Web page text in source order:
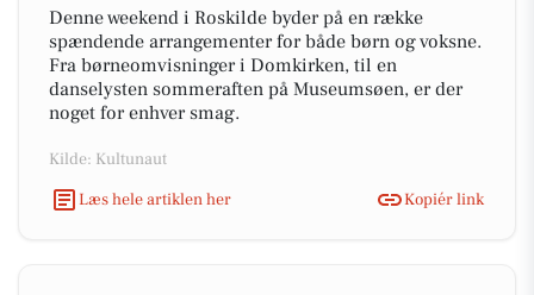
Denne weekend i Roskilde byder på en række
spændende arrangementer for både børn og voksne.
Fra børneomvisninger i Domkirken, til en
danselysten sommeraften på Museumsøen, er der
noget for enhver smag.
Kilde: Kultunaut
Læs hele artiklen her
Kopiér link